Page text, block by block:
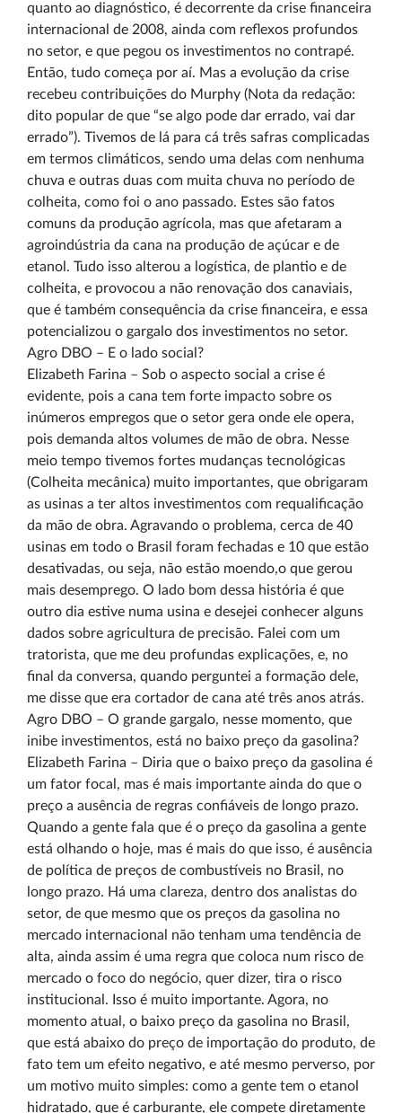
quanto ao diagnóstico, é decorrente da crise financeira
internacional de 2008, ainda com reflexos profundos
no setor, e que pegou os investimentos no contrapé.
Então, tudo começa por aí. Mas a evolução da crise
recebeu contribuições do Murphy (Nota da redação:
dito popular de que “se algo pode dar errado, vai dar
errado”). Tivemos de lá para cá três safras complicadas
em termos climáticos, sendo uma delas com nenhuma
chuva e outras duas com muita chuva no período de
colheita, como foi o ano passado. Estes são fatos
comuns da produção agrícola, mas que afetaram a
agroindústria da cana na produção de açúcar e de
etanol. Tudo isso alterou a logística, de plantio e de
colheita, e provocou a não renovação dos canaviais,
que é também consequência da crise financeira, e essa
potencializou o gargalo dos investimentos no setor.
Agro DBO – E o lado social?
Elizabeth Farina – Sob o aspecto social a crise é
evidente, pois a cana tem forte impacto sobre os
inúmeros empregos que o setor gera onde ele opera,
pois demanda altos volumes de mão de obra. Nesse
meio tempo tivemos fortes mudanças tecnológicas
(Colheita mecânica) muito importantes, que obrigaram
as usinas a ter altos investimentos com requalificação
da mão de obra. Agravando o problema, cerca de 40
usinas em todo o Brasil foram fechadas e 10 que estão
desativadas, ou seja, não estão moendo,o que gerou
mais desemprego. O lado bom dessa história é que
outro dia estive numa usina e desejei conhecer alguns
dados sobre agricultura de precisão. Falei com um
tratorista, que me deu profundas explicações, e, no
final da conversa, quando perguntei a formação dele,
me disse que era cortador de cana até três anos atrás.
Agro DBO – O grande gargalo, nesse momento, que
inibe investimentos, está no baixo preço da gasolina?
Elizabeth Farina – Diria que o baixo preço da gasolina é
um fator focal, mas é mais importante ainda do que o
preço a ausência de regras confiáveis de longo prazo.
Quando a gente fala que é o preço da gasolina a gente
está olhando o hoje, mas é mais do que isso, é ausência
de política de preços de combustíveis no Brasil, no
longo prazo. Há uma clareza, dentro dos analistas do
setor, de que mesmo que os preços da gasolina no
mercado internacional não tenham uma tendência de
alta, ainda assim é uma regra que coloca num risco de
mercado o foco do negócio, quer dizer, tira o risco
institucional. Isso é muito importante. Agora, no
momento atual, o baixo preço da gasolina no Brasil,
que está abaixo do preço de importação do produto, de
fato tem um efeito negativo, e até mesmo perverso, por
um motivo muito simples: como a gente tem o etanol
hidratado, que é carburante, ele compete diretamente